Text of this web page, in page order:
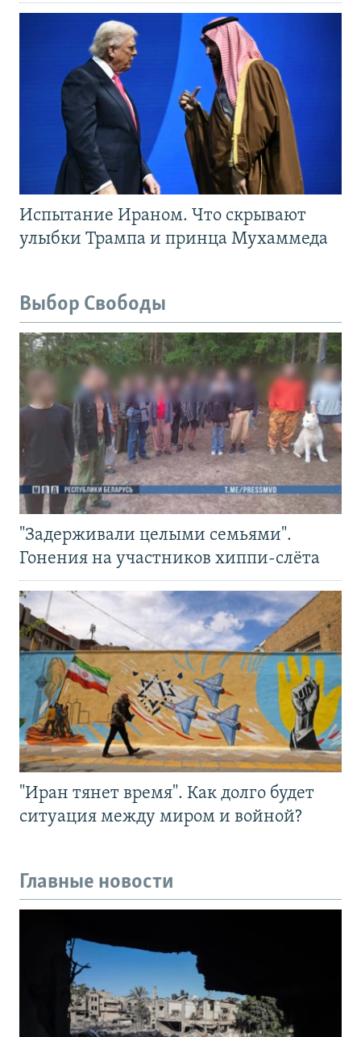
Испытание Ираном. Что скрывают
улыбки Трампа и принца Мухаммеда
Выбор Свободы
"Задерживали целыми семьями".
Гонения на участников хиппи-слёта
"Иран тянет время". Как долго будет
ситуация между миром и войной?
Главные новости